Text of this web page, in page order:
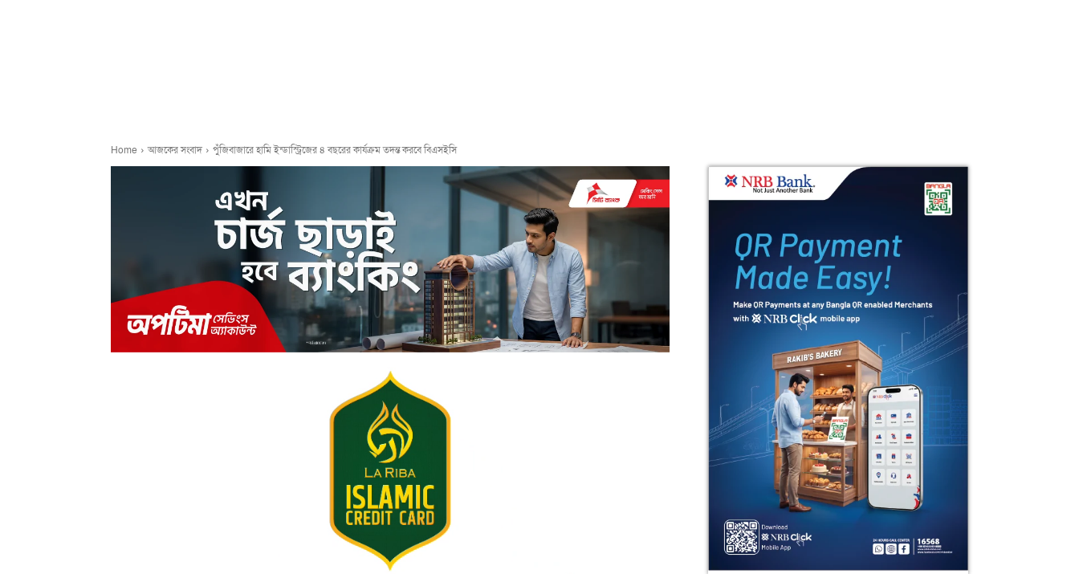
Home আজকের সংবাদ পুঁজিবাজারে হামি ইন্ডাস্ট্রিজের ৪ বছরের কার্যক্রম তদন্ত করবে বিএসইসি